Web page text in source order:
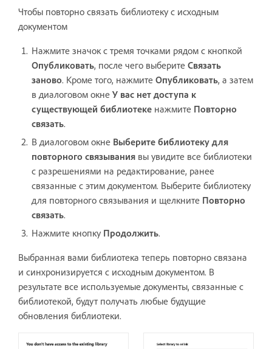
Чтобы повторно связать библиотеку с исходным
документом
Нажмите значок с тремя точками рядом с кнопкой
Опубликовать, после чего выберите Связать
заново. Кроме того, нажмите Опубликовать, а затем
в диалоговом окне У вас нет доступа к
существующей библиотеке нажмите Повторно
связать.
В диалоговом окне Выберите библиотеку для
повторного связывания вы увидите все библиотеки
с разрешениями на редактирование, ранее
связанные с этим документом. Выберите библиотеку
для повторного связывания и щелкните Повторно
связать.
Нажмите кнопку Продолжить.
Выбранная вами библиотека теперь повторно связана
и синхронизируется с исходным документом. В
результате все используемые документы, связанные с
библиотекой, будут получать любые будущие
обновления библиотеки.